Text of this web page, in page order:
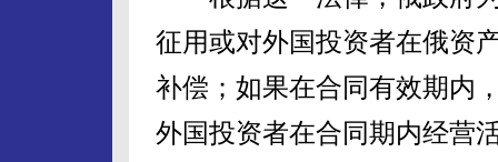
征用或对外国投资者在俄资
补偿；如果在合同有效期内
外国投资者在合同期内经营